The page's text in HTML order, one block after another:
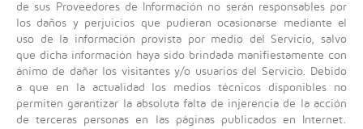
de sus Proveedores de Información no serán responsables por
los daños y perjuicios que pudieran ocasionarse mediante el
uso de la información provista por medio del Servicio, salvo
que dicha información haya sido brindada manifiestamente con
ánimo de dañar los visitantes y/o usuarios del Servicio. Debido
a que en la actualidad los medios técnicos disponibles no
permiten garantizar la absoluta falta de injerencia de la acción
de terceras personas en las páginas publicados en Internet.